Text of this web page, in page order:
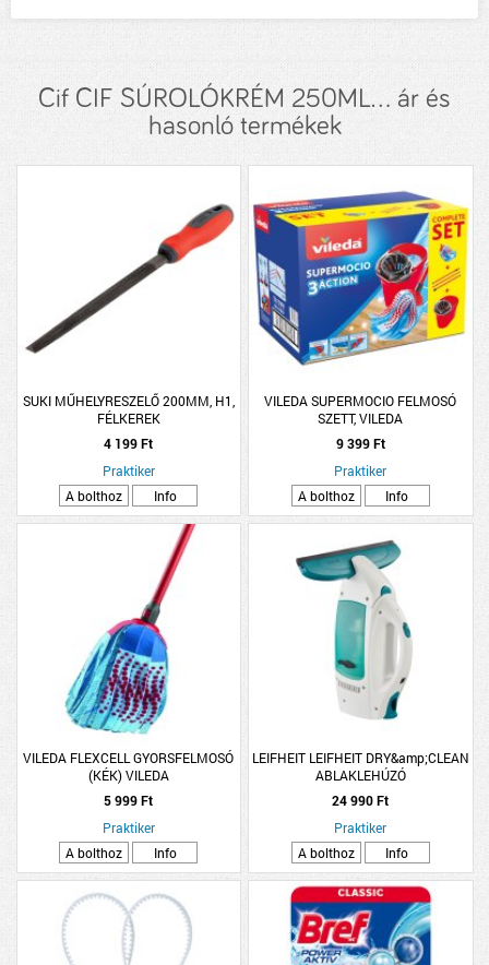
Cif CIF SÚROLÓKRÉM 250ML... ár és
hasonló termékek
SUKI MŰHELYRESZELŐ 200MM, H1,
FÉLKEREK
4 199 Ft
Praktiker
A bolthoz
Info
VILEDA SUPERMOCIO FELMOSÓ
SZETT, VILEDA
9 399 Ft
Praktiker
A bolthoz
Info
VILEDA FLEXCELL GYORSFELMOSÓ
(KÉK) VILEDA
5 999 Ft
Praktiker
A bolthoz
Info
LEIFHEIT LEIFHEIT DRY&amp;CLEAN
ABLAKLEHÚZÓ
24 990 Ft
Praktiker
A bolthoz
Info